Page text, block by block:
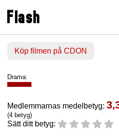
Flash
Köp filmen på CDON
Drama:
Medlemmarnas medelbetyg:
(4 betyg)
Sätt ditt betyg: